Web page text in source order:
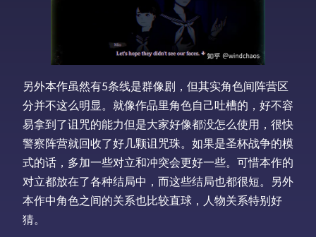
另外本作虽然有5条线是群像剧，但其实角色间阵营区
分并不这么明显。就像作品里角色自己吐槽的，好不容
易拿到了诅咒的能力但是大家好像都没怎么使用，很快
警察阵营就回收了好几颗诅咒珠。如果是圣杯战争的模
式的话，多加一些对立和冲突会更好一些。可惜本作的
对立都放在了各种结局中，而这些结局也都很短。另外
本作中角色之间的关系也比较直球，人物关系特别好
猜。